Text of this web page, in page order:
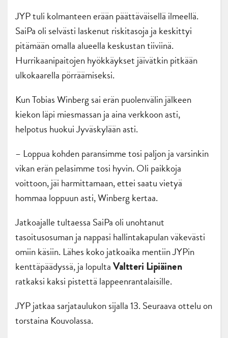
JYP tuli kolmanteen erään päättäväisellä ilmeellä.
SaiPa oli selvästi laskenut riskitasoja ja keskittyi
pitämään omalla alueella keskustan tiiviinä.
Hurrikaanipaitojen hyökkäykset jäivätkin pitkään
ulkokaarella pörräämiseksi.
Kun Tobias Winberg sai erän puolenvälin jälkeen
kiekon läpi miesmassan ja aina verkkoon asti,
helpotus huokui Jyväskylään asti.
– Loppua kohden paransimme tosi paljon ja varsinkin
vikan erän pelasimme tosi hyvin. Oli paikkoja
voittoon, jäi harmittamaan, ettei saatu vietyä
hommaa loppuun asti, Winberg kertaa.
Jatkoajalle tultaessa SaiPa oli unohtanut
tasoitusosuman ja nappasi hallintakapulan väkevästi
omiin käsiin. Lähes koko jatkoaika mentiin JYPin
kenttäpäädyssä, ja lopultaValtteri Lipiäinen
ratkaksi kaksi pistettä lappeenrantalaisille.
JYP jatkaa sarjataulukon sijalla 13. Seuraava ottelu on
torstaina Kouvolassa.